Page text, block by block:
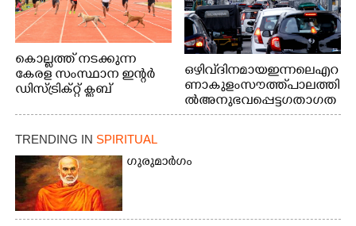
കൊല്ലത്ത് നടക്കുന്ന
കേരള സംസ്ഥാന ഇന്റർ
ഡിസ്ട്രിക്റ്റ് ക്ലബ്
ചാമ്പ്യൻഷിപ്പിൽ അണ്ടർ
20 ആൺകുട്ടികളുടെ 200
മത്സരത്തിനിടെ സിന്തറ്റിക്
ട്രാക്കിന് കുറുകെ ഓടുന്ന
നായകൾ.
ഒഴിവ് ദിനമായ ഇന്നലെ എറ
ണാകുളം സൗത്ത് പാലത്തി
ൽ അനുഭവപ്പെട്ട ഗതാഗത
ക്കുരുക്ക്
TRENDING IN SPIRITUAL
ഗുരുമാർഗം